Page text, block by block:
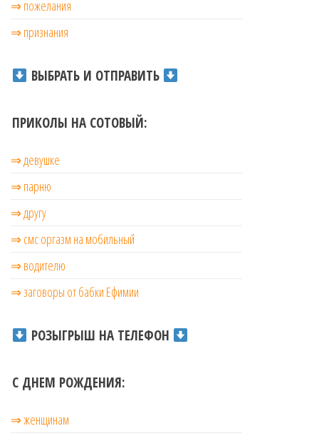
⇒ пожелания
⇒ признания
ВЫБРАТЬ И ОТПРАВИТЬ
ПРИКОЛЫ НА СОТОВЫЙ:
⇒ девушке
⇒ парню
⇒ другу
⇒ смс оргазм на мобильный
⇒ водителю
⇒ заговоры от бабки Ефимии
РОЗЫГРЫШ НА ТЕЛЕФОН
С ДНЕМ РОЖДЕНИЯ:
⇒ женщинам